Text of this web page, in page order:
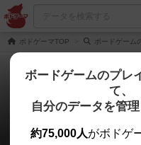
ボドゲーマTOP ボードゲーム
家庭教師ヒット
DILEMMAS -ザ
0件
ボードゲームのプレ
て、
自分のデータを管
約75,000人がボドゲ